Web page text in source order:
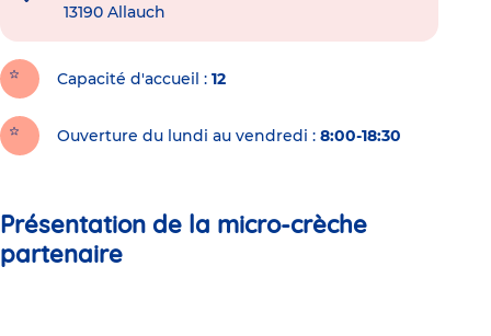
13190 Allauch
Capacité d'accueil 12
Ouverture du lundi au vendredi : 8:00-18:30
Présentation de la micro-crèche
partenaire